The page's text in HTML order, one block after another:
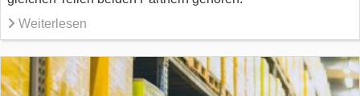
Weiterlesen